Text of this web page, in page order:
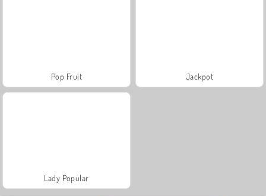
Pop Fruit Jackpot
Lady Popular